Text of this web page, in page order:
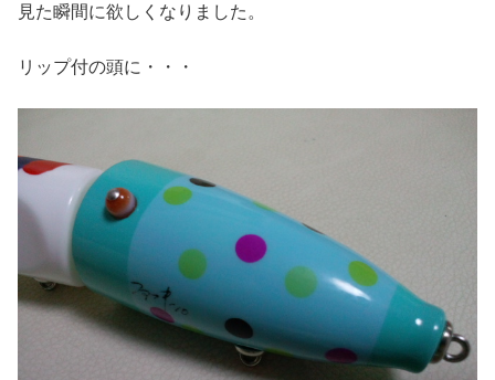
見た瞬間に欲しくなりました。
リップ付の頭に・・・